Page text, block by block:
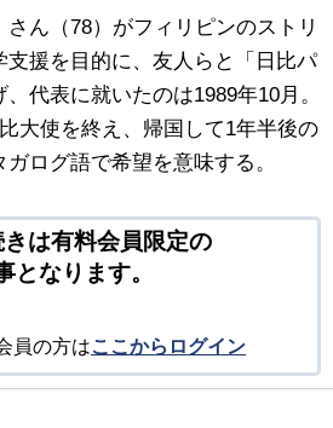
ん（78）がフィリピンのストリ
支援を目的に、友人らと「日比パ
代表に就いたのは1989年10月。
大使を終え、帰国して1年半後の
ログ語で希望を意味する。
きは有料会員限定の
となります。
員の方はここからログイン